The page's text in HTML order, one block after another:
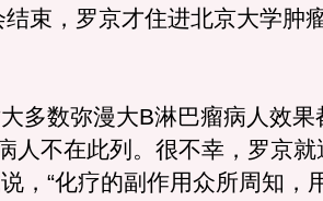
束，罗京才住进北京大学肿
数弥漫大B淋巴瘤病人效果
人不在此列。很不幸，罗京
，“化疗的副作用众所周知，